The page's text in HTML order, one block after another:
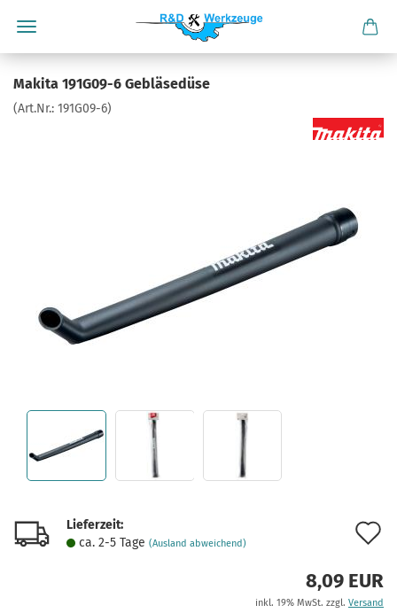
Makita 191G09-6 Gebläsedüse
(Art.Nr.: 191G09-6)
Lieferzeit:
ca. 2-5 Tage (Ausland abweichend)
8,09 EUR
inkl. 19% MwSt. zzgl. Versand